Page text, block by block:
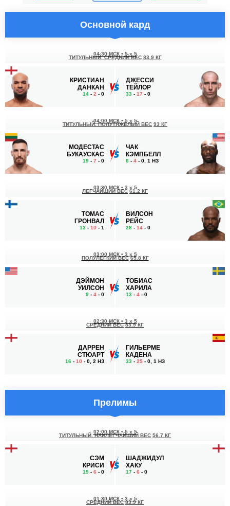
Основной кард
Прелимы
КРИСТИАН
ДАНКАН
14 - 2 - 0
04:30 МСК • 5 x 5
ТИТУЛЬНЫЙ. СРЕДНИЙ ВЕС 83.9 КГ
ДЖЕССИ
ТЕЙЛОР
33 - 17 - 0
МОДЕСТАС
БУКАУСКАС
19 - 7 - 0
04:00 МСК • 5 x 5
ТИТУЛЬНЫЙ. ПОЛУТЯЖЕЛЫЙ ВЕС 93 КГ
ЧАК
КЭМПБЕЛЛ
6 - 4 - 0, 1 НЗ
ТОМАС
ГРОНВАЛ
13 - 10 - 1
03:30 МСК • 3 x 5
ЛЕГЧАЙШИЙ ВЕС 61.2 КГ
ВИЛСОН
РЕЙС
28 - 14 - 0
ДЭЙМОН
УИЛСОН
9 - 4 - 0
03:00 МСК • 3 x 5
ПОЛУЛЕГКИЙ ВЕС 65.8 КГ
ТОБИАС
ХАРИЛА
13 - 4 - 0
ДАРРЕН
СТЮАРТ
16 - 10 - 0, 2 НЗ
02:30 МСК • 3 x 5
СРЕДНИЙ ВЕС 83.9 КГ
ГИЛЬЕРМЕ
КАДЕНА
33 - 25 - 0, 1 НЗ
СЭМ
КРИСИ
19 - 6 - 0
02:00 МСК •5 x 5
ТИТУЛЬНЫЙ. НАИЛЕГЧАЙШИЙ ВЕС 56.7 КГ
ШАДЖИДУЛ
ХАКУ
17 - 6 - 0
01:30 МСК • 3 x 5
СРЕДНИЙ ВЕС 83.9 КГ